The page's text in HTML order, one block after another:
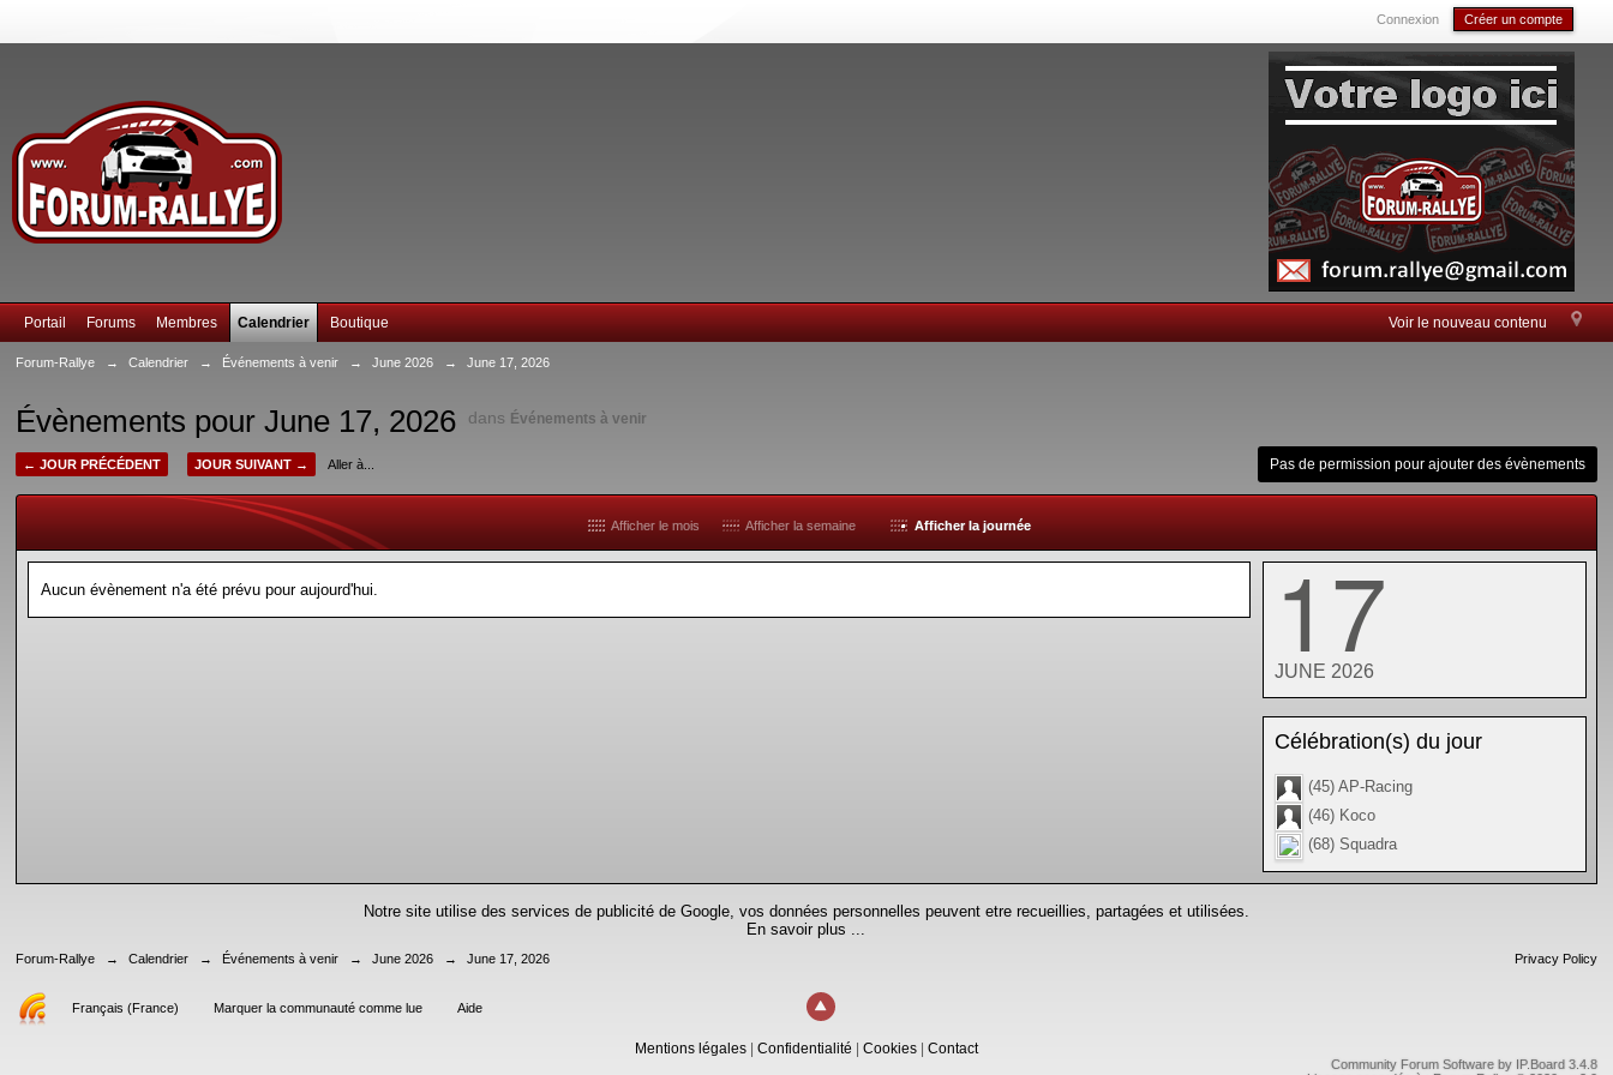
Connexion Créer un compte
Voir le nouveau contenu
Portail Forums Membres Calendrier Boutique
Forum-Rallye → Calendrier → Événements à venir → June 2026 → June 17, 2026
Évènements pour June 17, 2026 dans Événements à venir
← JOUR PRÉCÉDENT JOUR SUIVANT → Aller à... Pas de permission pour ajouter des évènements
Afficher le mois Afficher la semaine Afficher la journée
Aucun évènement n'a été prévu pour aujourd'hui. 17
JUNE 2026
Célébration(s) du jour
(45) AP-Racing
(46) Koco
(68) Squadra
Notre site utilise des services de publicité de Google, vos données personnelles peuvent etre recueillies, partagées et utilisées.
En savoir plus ...
Forum-Rallye → Calendrier → Événements à venir → June 2026 → June 17, 2026 Privacy Policy
Français (France) Marquer la communauté comme lue Aide
Mentions légales| Confidentialité Cookies| Contact
Community Forum Software by IP.Board 3.4.8